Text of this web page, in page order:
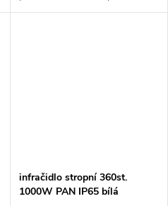
žárovky, 1750 V.A pro
infračidlo stropní 360st.
1000W PAN IP65 bílá